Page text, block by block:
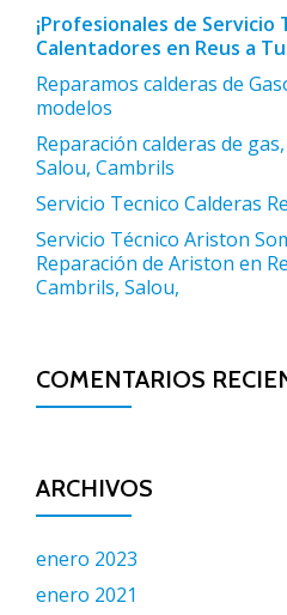
¡Profesionales de Servicio
Calentadores en Reus a
Reparamos calderas de
modelos
Reparación calderas de
Salou, Cambrils
Servicio Tecnico Calderas
Servicio Técnico Ariston
Reparación de Ariston en
Cambrils, Salou,
COMENTARIOS
ARCHIVOS
enero 2023
enero 2021